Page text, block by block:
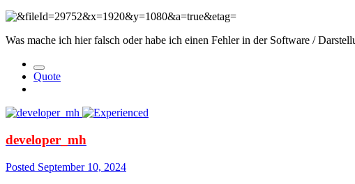
Was mache ich hier falsch oder habe ich einen Fehler in der Software /
Quote
developer_mh
Posted September 10, 2024